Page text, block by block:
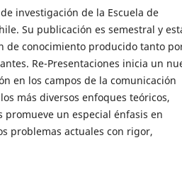
investigación de la Escuela de
Su publicación es semestral y
de conocimiento producido tanto
Re-Presentaciones inicia un
en los campos de la comunicación
más diversos enfoques teóricos,
promueve un especial énfasis en
problemas actuales con rigor,